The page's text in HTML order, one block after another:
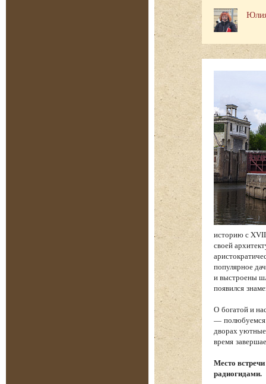
историю с
своей
популярное
и выстроены
появился
О богатой и
— полюбуемся
дворах
время
Место
радиогидами.